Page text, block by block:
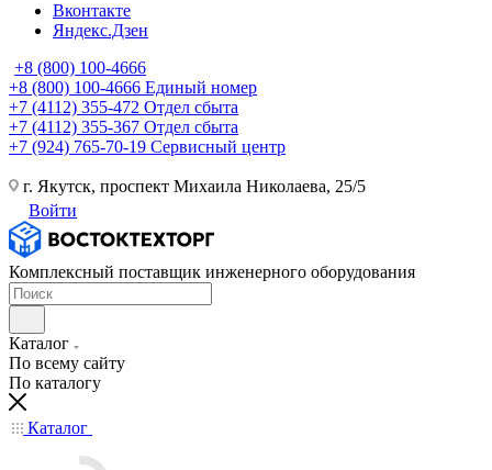
Вконтакте
Яндекс.Дзен
+8 (800) 100-4666
+8 (800) 100-4666 Единый номер
+7 (4112) 355-472 Отдел сбыта
+7 (4112) 355-367 Отдел сбыта
+7 (924) 765-70-19 Сервисный центр
г. Якутск, проспект Михаила Николаева, 25/5
Войти
Комплексный поставщик инженерного оборудования
Каталог
По всему сайту
По каталогу
Каталог